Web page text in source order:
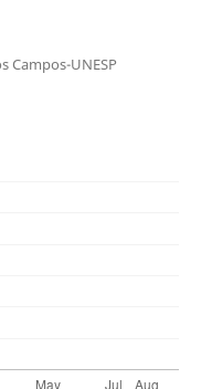
Campos-UNESP